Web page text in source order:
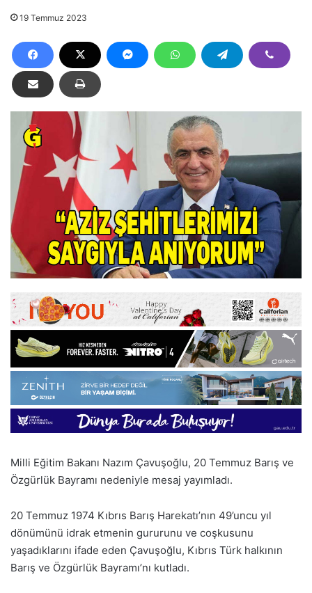
19 Temmuz 2023
Milli Eğitim Bakanı Nazım Çavuşoğlu, 20 Temmuz Barış ve
Özgürlük Bayramı nedeniyle mesaj yayımladı.
20 Temmuz 1974 Kıbrıs Barış Harekatı’nın 49’uncu yıl
dönümünü idrak etmenin gururunu ve coşkusunu
yaşadıklarını ifade eden Çavuşoğlu, Kıbrıs Türk halkının
Barış ve Özgürlük Bayramı’nı kutladı.